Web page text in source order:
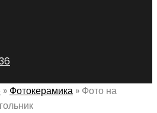
» Фотокерамика » Фото на